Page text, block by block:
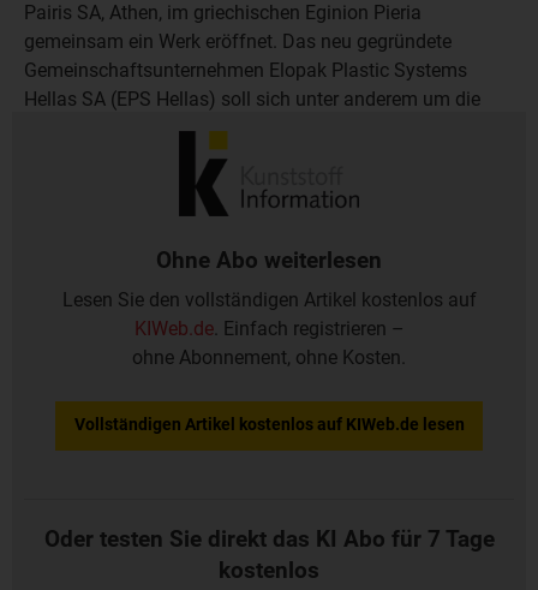
Pairis SA, Athen, im griechischen Eginion Pieria
gemeinsam ein Werk eröffnet. Das neu gegründete
Gemeinschaftsunternehmen Elopak Plastic Systems
Hellas SA (EPS Hellas) soll sich unter anderem um die
Einführung von Milchflaschen aus PE-HD auf dem
griechischen Markt kümmern.
Ohne Abo weiterlesen
Lesen Sie den vollständigen Artikel kostenlos auf
KIWeb.de. Einfach registrieren –
ohne Abonnement, ohne Kosten.
Vollständigen Artikel kostenlos auf KIWeb.de lesen
Oder testen Sie direkt das KI Abo für 7 Tage
kostenlos